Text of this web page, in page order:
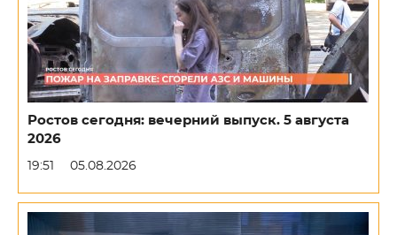
Ростов сегодня: вечерний выпуск. 5 августа
2026
19:51 05.08.2026